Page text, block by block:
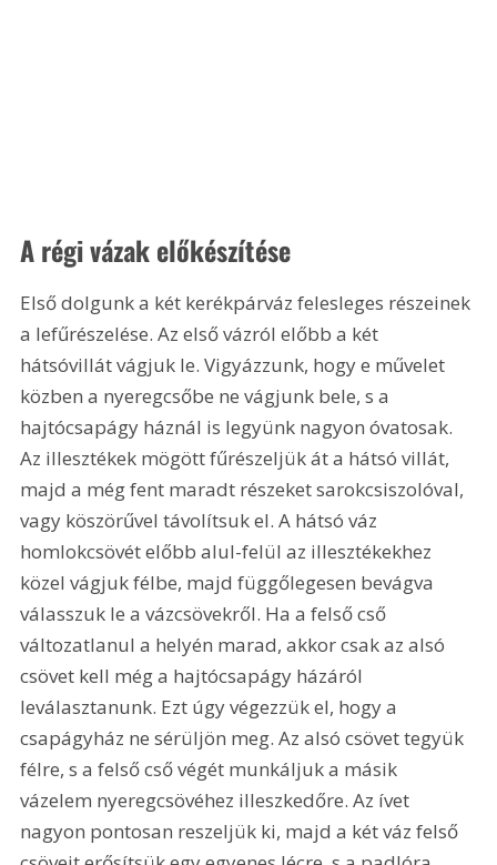
A régi vázak előkészítése
Első dolgunk a két kerékpárváz felesleges részeinek
a lefűrészelése. Az első vázról előbb a két
hátsóvillát vágjuk le. Vigyázzunk, hogy e művelet
közben a nyeregcsőbe ne vágjunk bele, s a
hajtócsapágy háznál is legyünk nagyon óvatosak.
Az illesztékek mögött fűrészeljük át a hátsó villát,
majd a még fent maradt részeket sarokcsiszolóval,
vagy köszörűvel távolítsuk el. A hátsó váz
homlokcsövét előbb alul-felül az illesztékekhez
közel vágjuk félbe, majd függőlegesen bevágva
válasszuk le a vázcsövekről. Ha a felső cső
változatlanul a helyén marad, akkor csak az alsó
csövet kell még a hajtócsapágy házáról
leválasztanunk. Ezt úgy végezzük el, hogy a
csapágyház ne sérüljön meg. Az alsó csövet tegyük
félre, s a felső cső végét munkáljuk a másik
vázelem nyeregcsövéhez illeszkedőre. Az ívet
nagyon pontosan reszeljük ki, majd a két váz felső